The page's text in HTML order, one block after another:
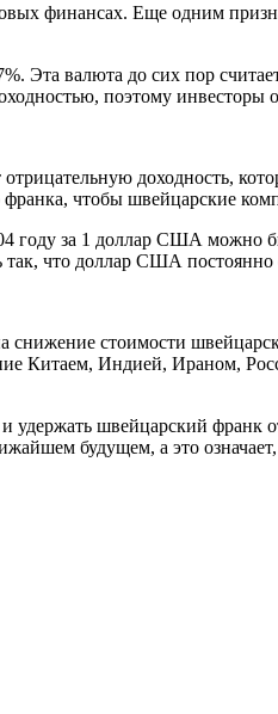
финансах. Еще одним
валюта до сих пор
поэтому инвесторы
доходность,
чтобы швейцарские
году за 1 доллар США
что доллар США
стоимости
Китаем, Индией, Ираном,
швейцарский
будущем, а это означает,